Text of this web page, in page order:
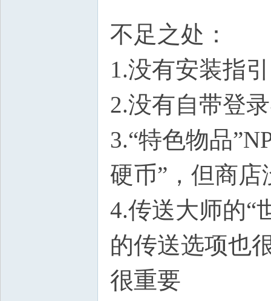
不足之处：
1.没有安装指
2.没有自带登
3.“特色物品
硬币”，但商店
4.传送大师的“
的传送选项也
很重要